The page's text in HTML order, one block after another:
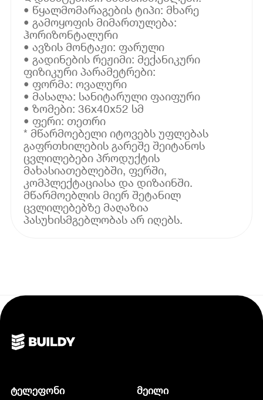
• წყალმომარაგების ტიპი: მხარე
• გამოყოფის მიმართულება:
ჰორიზონტალური
• ავზის მონტაჟი: ფარული
• გადინების რეჟიმი: მექანიკური
ფიზიკური პარამეტრები:
• ფორმა: ოვალური
• მასალა: სანიტარული ფაიფური
• ზომები: 36x40x52 სმ
• ფერი: თეთრი
* მწარმოებელი იტოვებს უფლებას
გაფრთხილების გარეშე შეიტანოს
ცვლილებები პროდუქტის
მახასიათებლებში, ფერში,
კომპლექტაციასა და დიზაინში.
მწარმოებლის მიერ შეტანილ
ცვლილებებზე მაღაზია
პასუხისმგებლობას არ იღებს.
ტელეფონი მეილი